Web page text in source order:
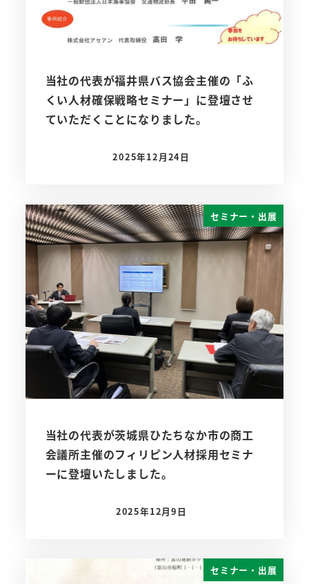
当社の代表が福井県バス協会主催の「ふ
くい人材確保戦略セミナー」に登壇させ
ていただくことになりました。
投稿日
2025年12月24日
セミナー・出展
当社の代表が茨城県ひたちなか市の商工
会議所主催のフィリピン人材採用セミナ
ーに登壇いたしました。
投稿日
2025年12月9日
セミナー・出展